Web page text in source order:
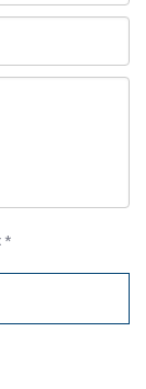
*